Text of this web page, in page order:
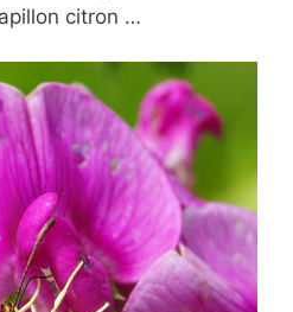
citron …